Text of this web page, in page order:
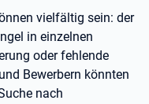
vielfältig sein: der
in einzelnen
oder fehlende
Bewerbern könnten
nach